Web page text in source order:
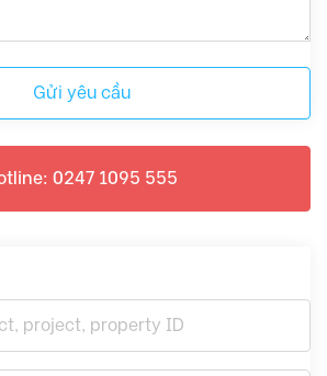
Gửi yêu cầu
0247 1095 555